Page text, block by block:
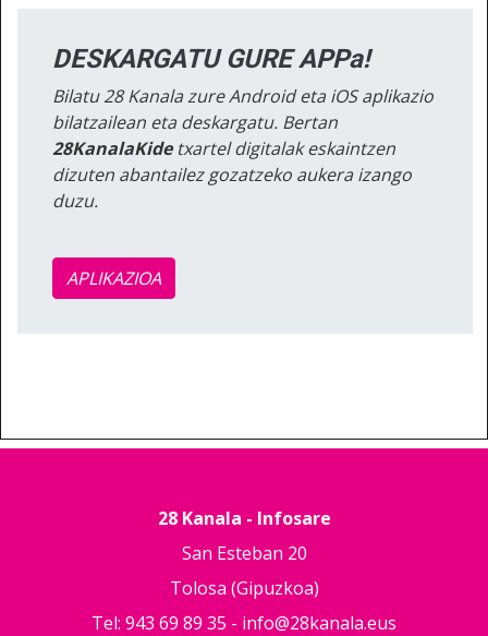
DESKARGATU GURE APPa!
Bilatu 28 Kanala zure Android eta iOS aplikazio
bilatzailean eta deskargatu. Bertan
28KanalaKidetxartel digitalak eskaintzen
dizuten abantailez gozatzeko aukera izango
duzu.
APLIKAZIOA
28 Kanala - Infosare
San Esteban 20
Tolosa (Gipuzkoa)
Tel: 943 69 89 35 - info@28kanala.eus